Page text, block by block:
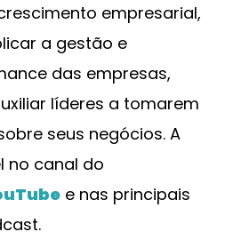
empresarial,
a gestão e
das empresas,
líderes a tomarem
seus negócios. A
no canal do
e nas principais